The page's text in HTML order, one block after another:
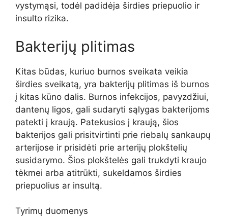
vystymąsi, todėl padidėja širdies priepuolio ir
insulto rizika.
Bakterijų plitimas
Kitas būdas, kuriuo burnos sveikata veikia
širdies sveikatą, yra bakterijų plitimas iš burnos
į kitas kūno dalis. Burnos infekcijos, pavyzdžiui,
dantenų ligos, gali sudaryti sąlygas bakterijoms
patekti į kraują. Patekusios į kraują, šios
bakterijos gali prisitvirtinti prie riebalų sankaupų
arterijose ir prisidėti prie arterijų plokštelių
susidarymo. Šios plokštelės gali trukdyti kraujo
tėkmei arba atitrūkti, sukeldamos širdies
priepuolius ar insultą.
Tyrimų duomenys